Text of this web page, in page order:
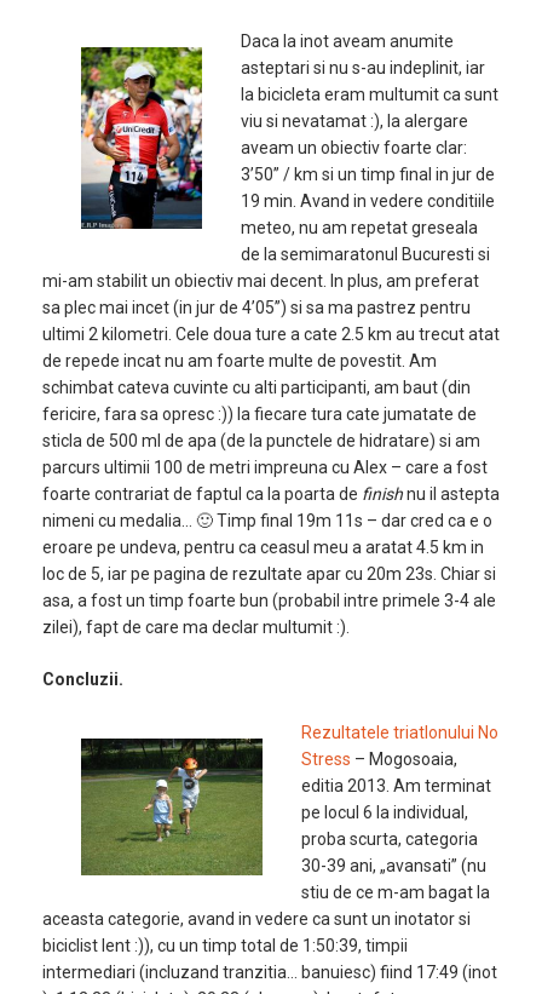
Daca la inot aveam anumite
asteptari si nu s-au indeplinit, iar
la bicicleta eram multumit ca sunt
viu si nevatamat :), la alergare
aveam un obiectiv foarte clar:
3’50” / km si un timp final in jur de
19 min. Avand in vedere conditiile
meteo, nu am repetat greseala
de la semimaratonul Bucuresti si
mi-am stabilit un obiectiv mai decent. In plus, am preferat
sa plec mai incet (in jur de 4’05”) si sa ma pastrez pentru
ultimi 2 kilometri. Cele doua ture a cate 2.5 km au trecut atat
de repede incat nu am foarte multe de povestit. Am
schimbat cateva cuvinte cu alti participanti, am baut (din
fericire, fara sa opresc :)) la fiecare tura cate jumatate de
sticla de 500 ml de apa (de la punctele de hidratare) si am
parcurs ultimii 100 de metri impreuna cu Alex – care a fost
foarte contrariat de faptul ca la poarta de finishnu il astepta
nimeni cu medalia… 🙂 Timp final 19m 11s – dar cred ca e o
eroare pe undeva, pentru ca ceasul meu a aratat 4.5 km in
loc de 5, iar pe pagina de rezultate apar cu 20m 23s. Chiar si
asa, a fost un timp foarte bun (probabil intre primele 3-4 ale
zilei), fapt de care ma declar multumit :).
Concluzii.
Rezultatele triatlonului No
Stress – Mogosoaia,
editia 2013. Am terminat
pe locul 6 la individual,
proba scurta, categoria
30-39 ani, „avansati” (nu
stiu de ce m-am bagat la
aceasta categorie, avand in vedere ca sunt un inotator si
biciclist lent :)), cu un timp total de 1:50:39, timpii
intermediari (incluzand tranzitia… banuiesc) fiind 17:49 (inot